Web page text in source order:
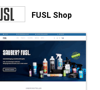
FUSL Shop